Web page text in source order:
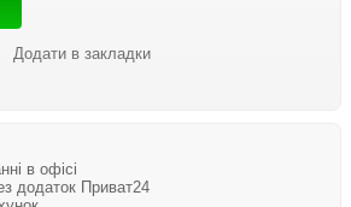
Додати в закладки
в офісі
додаток Приват24